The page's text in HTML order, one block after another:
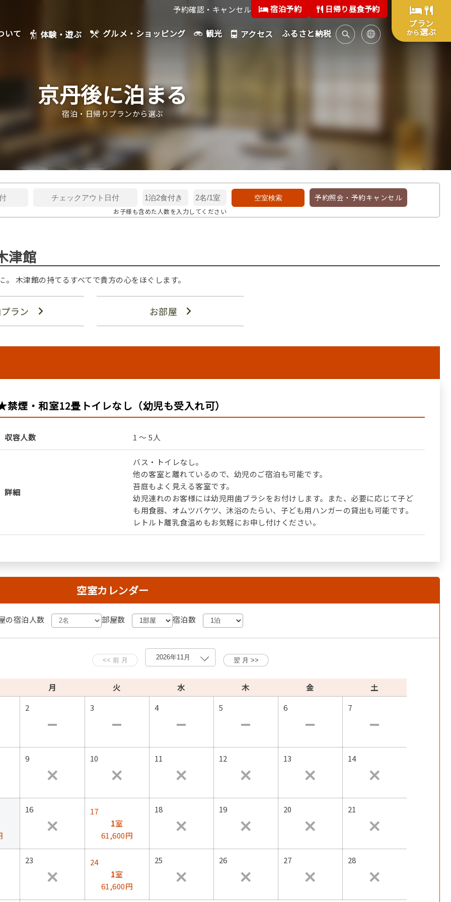
予約確認・キャンセル 宿泊予約 日帰り昼食予約
いて 体験・遊ぶ グルメ・ショッピング 観光 アクセス ふるさと納税
プラン
から選ぶ
京丹後に泊まる
宿泊・日帰りプランから選ぶ
お子様も含めた人数を入力してください
予約照会・予約キャンセル
津館
木津館の持てるすべてで貴方の心をほぐします。
ラン お部屋
禁煙・和室12畳トイレなし（幼児も受入れ可）
収容人数 1 ～ 5人
詳細
バス・トイレなし。
他の客室と離れているので、幼児のご宿泊も可能です。
苔庭もよく見える客室です。
幼児連れのお客様には幼児用歯ブラシをお付けします。また、必要に応じて子ど
も用食器、オムツバケツ、沐浴のたらい、子ども用ハンガーの貸出も可能です。
レトルト離乳食温めもお気軽にお申し付けください。
空室カレンダー
の宿泊人数 部屋数 宿泊数
月 火 水 木 金
土
2
3 4 5 6 7
9 10 11 12 13 14
16
17
1室
61,600円
18 19 20 21
23
24
1室
61,600円
25 26 27 28